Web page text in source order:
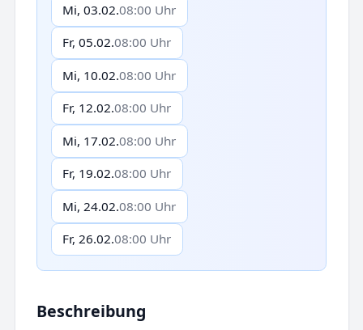
Mi, 03.02.08:00 Uhr
Fr, 05.02.08:00 Uhr
Mi, 10.02.08:00 Uhr
Fr, 12.02.08:00 Uhr
Mi, 17.02.08:00 Uhr
Fr, 19.02.08:00 Uhr
Mi, 24.02.08:00 Uhr
Fr, 26.02.08:00 Uhr
Beschreibung